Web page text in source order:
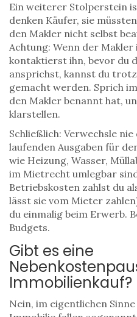
Ein weiterer Stolperstein
denken Käufer, sie
den Makler nicht selbst
Achtung: Wenn der
kontaktierst ihn, bevor du
ansprichst, kannst du
gemacht werden. Sprich
den Makler benannt hat,
klarstellen.
Schließlich: Verwechsle nie
laufenden Ausgaben für
wie Heizung, Wasser,
im Mietrecht umlegbar
Betriebskosten zahlst du
lässt sie vom Mieter
du einmalig beim Erwerb.
Budgets.
Gibt es eine
Immobilienkauf?
Nein, im eigentlichen